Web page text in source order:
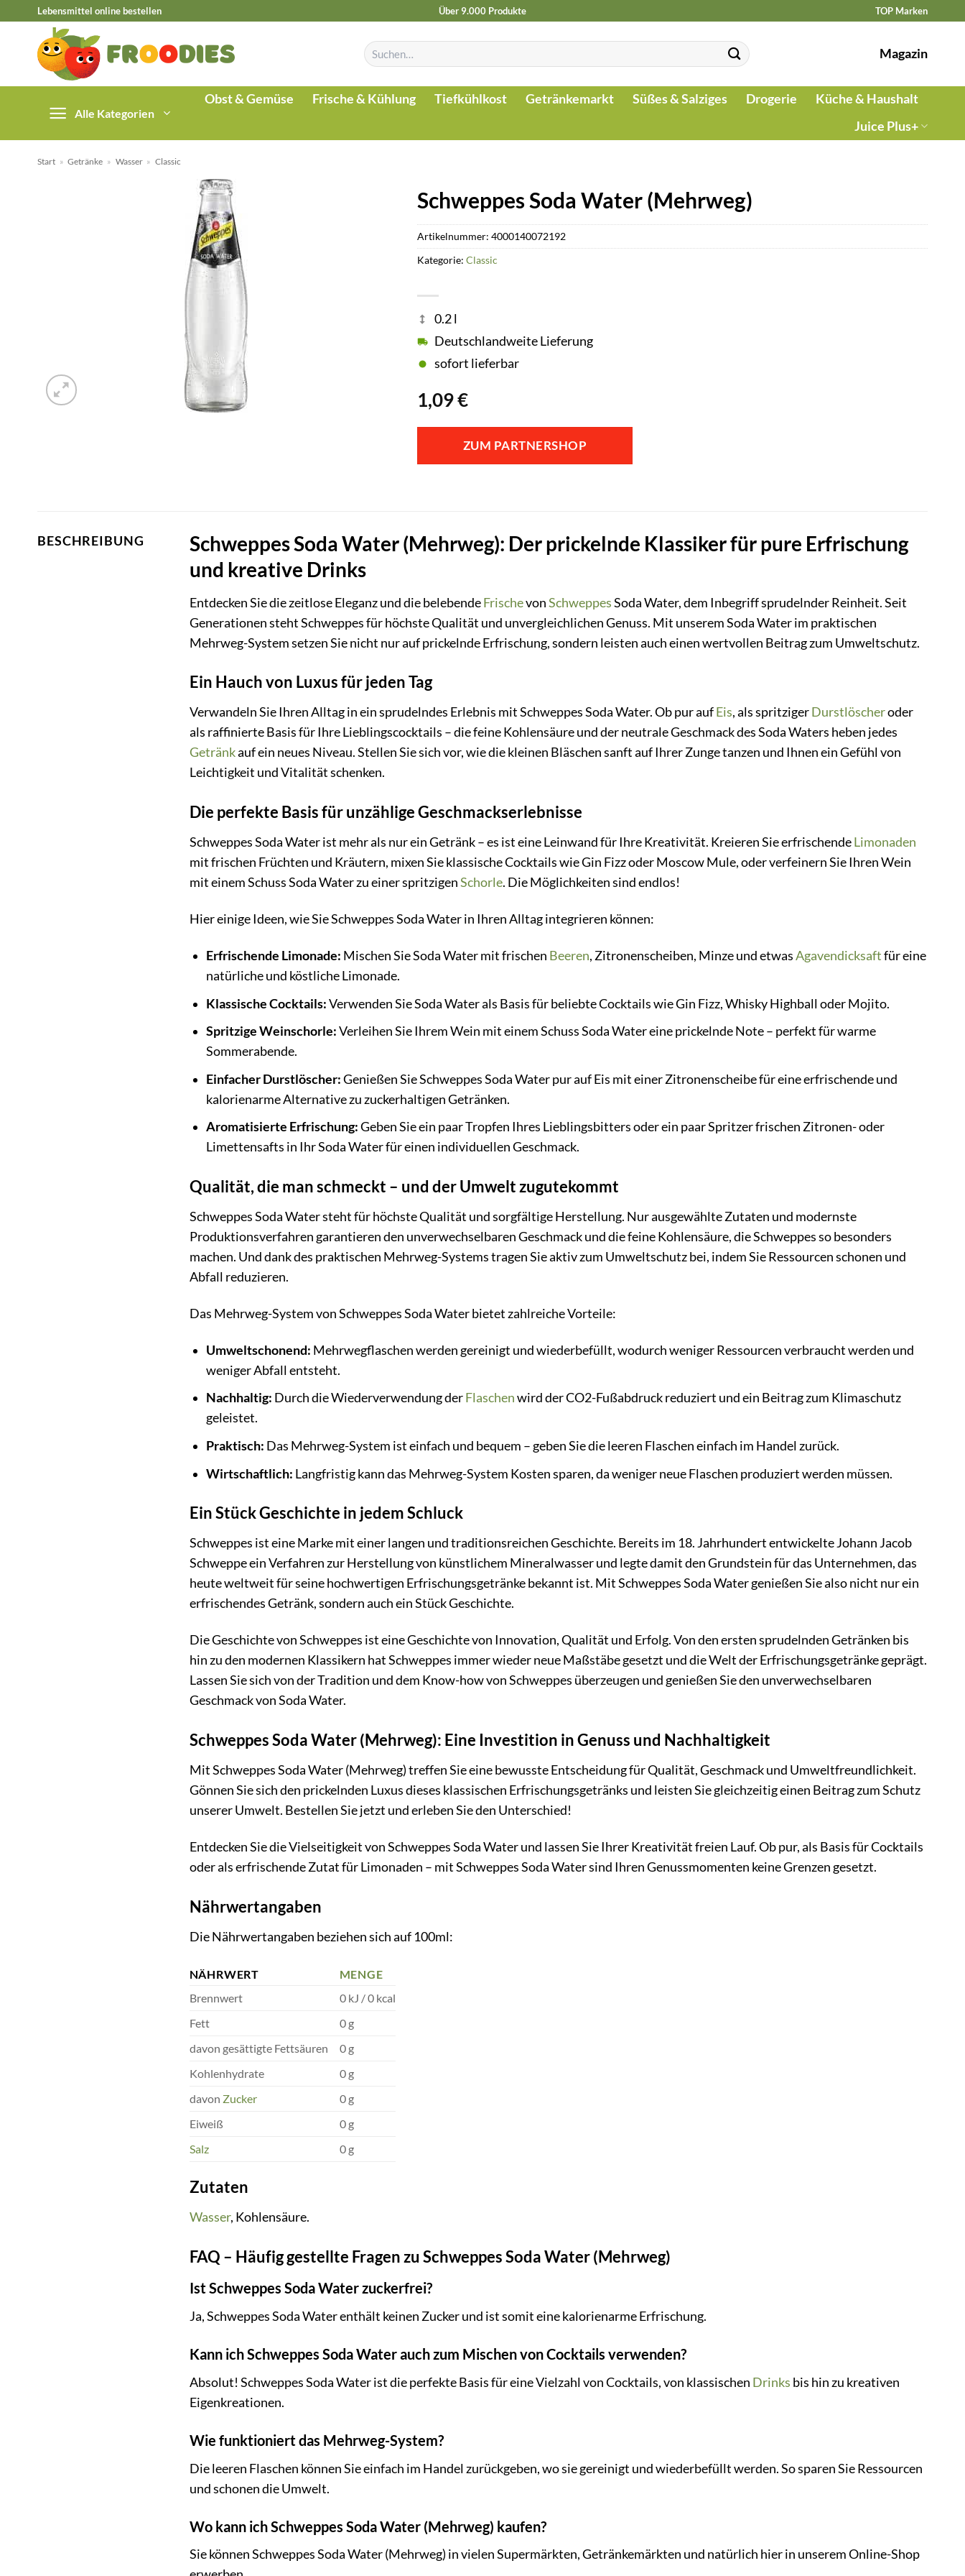
springen
Lebensmittel online bestellen Über 9.000 Produkte TOP Marken
Suchen
nach:
Magazin
Alle Kategorien
Obst & Gemüse Frische & Kühlung Tiefkühlkost Getränkemarkt Süßes & Salziges Drogerie
Küche & Haushalt
Juice Plus+
Start » Getränke » Wasser » Classic
Schweppes Soda Water (Mehrweg)
1,09€
0.2 l
Deutschlandweite Lieferung
sofort lieferbar
ZUM PARTNERSHOP
Artikelnummer:4000140072192
Kategorie:Classic
BESCHREIBUNG
Schweppes Soda Water (Mehrweg): Der prickelnde Klassiker für pure Erfrischung
und kreative Drinks
Entdecken Sie die zeitlose Eleganz und die belebendeFrischevonSchweppesSoda Water, dem Inbegriff sprudelnder Reinheit. Seit
Generationen steht Schweppes für höchste Qualität und unvergleichlichen Genuss. Mit unserem Soda Water im praktischen
Mehrweg-System setzen Sie nicht nur auf prickelnde Erfrischung, sondern leisten auch einen wertvollen Beitrag zum Umweltschutz.
Ein Hauch von Luxus für jeden Tag
Verwandeln Sie Ihren Alltag in ein sprudelndes Erlebnis mit Schweppes Soda Water. Ob pur aufEis, als spritzigerDurstlöscheroder
als raffinierte Basis für Ihre Lieblingscocktails – die feine Kohlensäure und der neutrale Geschmack des Soda Waters heben jedes
Getränkauf ein neues Niveau. Stellen Sie sich vor, wie die kleinen Bläschen sanft auf Ihrer Zunge tanzen und Ihnen ein Gefühl von
Leichtigkeit und Vitalität schenken.
Die perfekte Basis für unzählige Geschmackserlebnisse
Schweppes Soda Water ist mehr als nur ein Getränk – es ist eine Leinwand für Ihre Kreativität. Kreieren Sie erfrischendeLimonaden
mit frischen Früchten und Kräutern, mixen Sie klassische Cocktails wie Gin Fizz oder Moscow Mule, oder verfeinern Sie Ihren Wein
mit einem Schuss Soda Water zu einer spritzigenSchorle. Die Möglichkeiten sind endlos!
Hier einige Ideen, wie Sie Schweppes Soda Water in Ihren Alltag integrieren können:
Erfrischende Limonade: Mischen Sie Soda Water mit frischen Beeren, Zitronenscheiben, Minze und etwasAgavendicksaftfür eine
natürliche und köstliche Limonade.
Klassische Cocktails:Verwenden Sie Soda Water als Basis für beliebte Cocktails wie Gin Fizz, Whisky Highball oder Mojito.
Spritzige Weinschorle:Verleihen Sie Ihrem Wein mit einem Schuss Soda Water eine prickelnde Note – perfekt für warme
Sommerabende.
Einfacher Durstlöscher:Genießen Sie Schweppes Soda Water pur auf Eis mit einer Zitronenscheibe für eine erfrischende und
kalorienarme Alternative zu zuckerhaltigen Getränken.
Aromatisierte Erfrischung:Geben Sie ein paar Tropfen Ihres Lieblingsbitters oder ein paar Spritzer frischen Zitronen- oder
Limettensafts in Ihr Soda Water für einen individuellen Geschmack.
Qualität, die man schmeckt – und der Umwelt zugutekommt
Schweppes Soda Water steht für höchste Qualität und sorgfältige Herstellung. Nur ausgewählte Zutaten und modernste
Produktionsverfahren garantieren den unverwechselbaren Geschmack und die feine Kohlensäure, die Schweppes so besonders
machen. Und dank des praktischen Mehrweg-Systems tragen Sie aktiv zum Umweltschutz bei, indem Sie Ressourcen schonen und
Abfall reduzieren.
Das Mehrweg-System von Schweppes Soda Water bietet zahlreiche Vorteile:
Umweltschonend: Mehrwegflaschen werden gereinigt und wiederbefüllt, wodurch weniger Ressourcen verbraucht werden und
weniger Abfall entsteht.
Nachhaltig: Durch die Wiederverwendung derFlaschenwird der CO2-Fußabdruck reduziert und ein Beitrag zum Klimaschutz
geleistet.
Praktisch: Das Mehrweg-System ist einfach und bequem – geben Sie die leeren Flaschen einfach im Handel zurück.
Wirtschaftlich: Langfristig kann das Mehrweg-System Kosten sparen, da weniger neue Flaschen produziert werden müssen.
Ein Stück Geschichte in jedem Schluck
Schweppes ist eine Marke mit einer langen und traditionsreichen Geschichte. Bereits im 18. Jahrhundert entwickelte Johann Jacob
Schweppe ein Verfahren zur Herstellung von künstlichem Mineralwasser und legte damit den Grundstein für das Unternehmen, das
heute weltweit für seine hochwertigen Erfrischungsgetränke bekannt ist. Mit Schweppes Soda Water genießen Sie also nicht nur ein
erfrischendes Getränk, sondern auch ein Stück Geschichte.
Die Geschichte von Schweppes ist eine Geschichte von Innovation, Qualität und Erfolg. Von den ersten sprudelnden Getränken bis
hin zu den modernen Klassikern hat Schweppes immer wieder neue Maßstäbe gesetzt und die Welt der Erfrischungsgetränke geprägt.
Lassen Sie sich von der Tradition und dem Know-how von Schweppes überzeugen und genießen Sie den unverwechselbaren
Geschmack von Soda Water.
Schweppes Soda Water (Mehrweg): Eine Investition in Genuss und Nachhaltigkeit
Mit Schweppes Soda Water (Mehrweg) treffen Sie eine bewusste Entscheidung für Qualität, Geschmack und Umweltfreundlichkeit.
Gönnen Sie sich den prickelnden Luxus dieses klassischen Erfrischungsgetränks und leisten Sie gleichzeitig einen Beitrag zum Schutz
unserer Umwelt. Bestellen Sie jetzt und erleben Sie den Unterschied!
Entdecken Sie die Vielseitigkeit von Schweppes Soda Water und lassen Sie Ihrer Kreativität freien Lauf. Ob pur, als Basis für Cocktails
oder als erfrischende Zutat für Limonaden – mit Schweppes Soda Water sind Ihren Genussmomenten keine Grenzen gesetzt.
Nährwertangaben
Die Nährwertangaben beziehen sich auf 100ml:
NÄHRWERT
MENGE
Brennwert
0 kJ / 0 kcal
Fett
0 g
davon gesättigte Fettsäuren
0 g
Kohlenhydrate
0 g
davon Zucker
0 g
Eiweiß
0 g
Salz
0 g
Zutaten
Wasser, Kohlensäure.
FAQ – Häufig gestellte Fragen zu Schweppes Soda Water (Mehrweg)
Ist Schweppes Soda Water zuckerfrei?
Ja, Schweppes Soda Water enthält keinen Zucker und ist somit eine kalorienarme Erfrischung.
Kann ich Schweppes Soda Water auch zum Mischen von Cocktails verwenden?
Absolut! Schweppes Soda Water ist die perfekte Basis für eine Vielzahl von Cocktails, von klassischen Drinks bis hin zu kreativen
Eigenkreationen.
Wie funktioniert das Mehrweg-System?
Die leeren Flaschen können Sie einfach im Handel zurückgeben, wo sie gereinigt und wiederbefüllt werden. So sparen Sie Ressourcen
und schonen die Umwelt.
Wo kann ich Schweppes Soda Water (Mehrweg) kaufen?
Sie können Schweppes Soda Water (Mehrweg) in vielen Supermärkten, Getränkemärkten und natürlich hier in unserem Online-Shop